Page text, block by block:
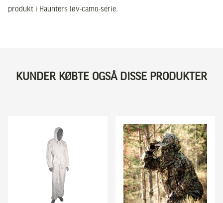
produkt i Haunters løv-camo-serie.
KUNDER KØBTE OGSÅ DISSE PRODUKTER